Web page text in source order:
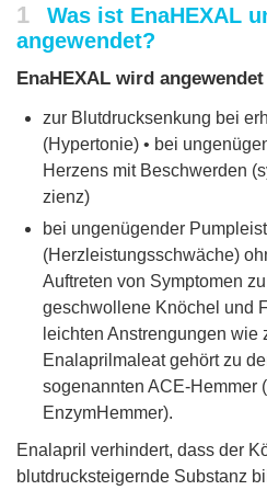
1
Was ist EnaHEXAL
angewendet?
EnaHEXAL wird angewendet
zur Blutdrucksenkung bei
(Hypertonie) • bei
Herzens mit Beschwerden
zienz)
bei ungenügender
(Herzleistungsschwäche)
Auftreten von Symptomen
geschwollene Knöchel und
leichten Anstrengungen wie
Enalaprilmaleat gehört zu
sogenannten ACE-Hemmer
EnzymHemmer).
Enalapril verhindert, dass der
blutdrucksteigernde Substanz